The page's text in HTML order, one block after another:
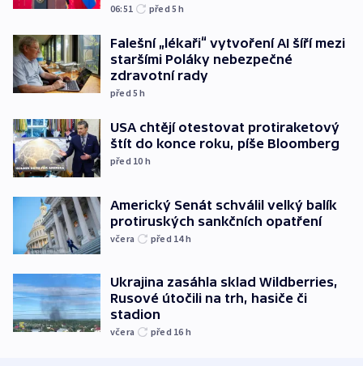
06:51 před 5h
Falešní „lékaři“ vytvoření AI šíří mezi
staršími Poláky nebezpečné
zdravotní rady
před 5h
USA chtějí otestovat protiraketový
štít do konce roku, píše Bloomberg
před 10 h
Americký Senát schválil velký balík
protiruských sankčních opatření
včera před 14h
Ukrajina zasáhla sklad Wildberries,
Rusové útočili na trh, hasiče či
stadion
včera před 16 h